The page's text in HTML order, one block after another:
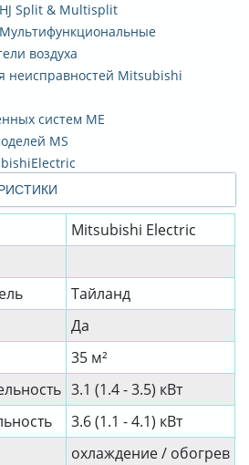
Mitsubishi Electric
Тайланд
Да
35 м²
3.1 (1.4 - 3.5) кВт
3.6 (1.1 - 4.1) кВт
охлаждение / обогрев
Split & Multisplit
воздуха
неисправностей Mitsubishi
систем ME
MS